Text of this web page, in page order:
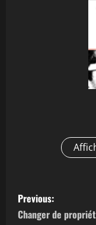
P
o
Previous:
Changer de